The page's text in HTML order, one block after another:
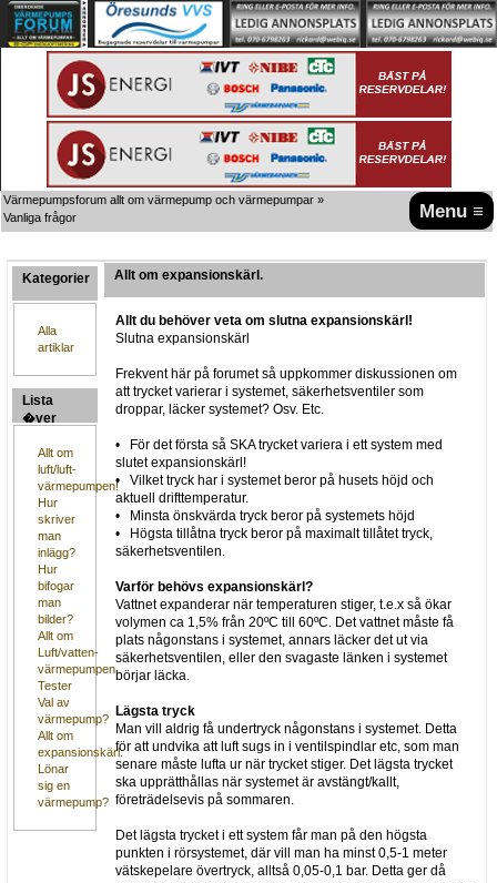
Menu ≡
Värmepumpsforum allt om värmepump och värmepumpar »
Vanliga frågor
Kategorier
Alla
artiklar
Lista
�ver
Allt om
luft/luft-
värmepumpen!
Hur
skriver
man
inlägg?
Hur
bifogar
man
bilder?
Allt om
Luft/vatten-
värmepumpen
Tester
Val av
värmepump?
Allt om
expansionskärl.
Lönar
sig en
värmepump?
Allt om expansionskärl.
Allt du behöver veta om slutna expansionskärl!
Slutna expansionskärl
Frekvent här på forumet så uppkommer diskussionen om
att trycket varierar i systemet, säkerhetsventiler som
droppar, läcker systemet? Osv. Etc.
• För det första så SKA trycket variera i ett system med
slutet expansionskärl!
• Vilket tryck har i systemet beror på husets höjd och
aktuell drifttemperatur.
• Minsta önskvärda tryck beror på systemets höjd
• Högsta tillåtna tryck beror på maximalt tillåtet tryck,
säkerhetsventilen.
Varför behövs expansionskärl?
Vattnet expanderar när temperaturen stiger, t.e.x så ökar
volymen ca 1,5% från 20ºC till 60ºC. Det vattnet måste få
plats någonstans i systemet, annars läcker det ut via
säkerhetsventilen, eller den svagaste länken i systemet
börjar läcka.
Lägsta tryck
Man vill aldrig få undertryck någonstans i systemet. Detta
för att undvika att luft sugs in i ventilspindlar etc, som man
senare måste lufta ur när trycket stiger. Det lägsta trycket
ska upprätthållas när systemet är avstängt/kallt,
företrädelsevis på sommaren.
Det lägsta trycket i ett system får man på den högsta
punkten i rörsystemet, där vill man ha minst 0,5-1 meter
vätskepelare övertryck, alltså 0,05-0,1 bar. Detta ger då